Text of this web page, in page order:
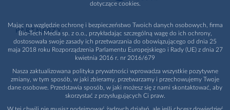
PARTNERZY
dotyczące cookies.
Mając na względzie ochronę i bezpieczeństwo Twoich danych osobowych, firma
Bio-Tech Media sp. z o.o., przykładając szczególną wagę do ich ochrony,
dostosowała swoje zasady ich przetwarzania do obowiązującego od dnia 25
maja 2018 roku Rozporządzenia Parlamentu Europejskiego i Rady (UE) z dnia 27
kwietnia 2016 r. nr 2016/679
Nasza zaktualizowana polityka prywatności wprowadza wszystkie pozytywne
zmiany, w tym sposób, w jaki zbieramy, przetwarzamy i przechowujemy Twoje
dane osobowe. Przedstawia sposób, w jaki możesz się z nami skontaktować, aby
skorzystać z przysługujących Ci praw.